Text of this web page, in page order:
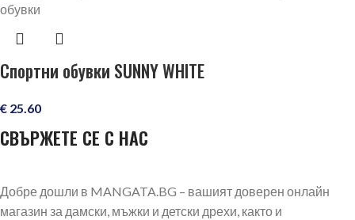
Спортни обувки SUNNY WHITE
€ 25.60
СВЪРЖЕТЕ СЕ С НАС
Добре дошли в MANGATA.BG – вашият доверен онлайн
магазин за дамски, мъжки и детски дрехи, както и